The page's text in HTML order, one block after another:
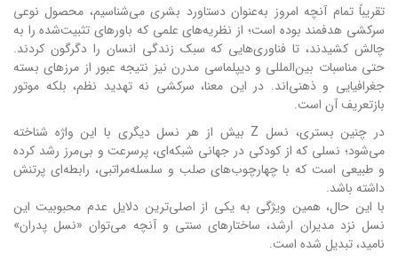
تقریباً تمام آنچه امروز به‌عنوان دستاورد بشری می‌شناسیم، محصول نوعی
سرکشی هدفمند بوده است؛ از نظریه‌های علمی که باورهای تثبیت‌شده را به
چالش کشیدند، تا فناوری‌هایی که سبک زندگی انسان را دگرگون کردند.
حتی مناسبات بین‌المللی و دیپلماسی مدرن نیز نتیجه عبور از مرزهای بسته
جغرافیایی و ذهنی‌اند. در این معنا، سرکشی نه تهدید نظم، بلکه موتور
بازتعریف آن است.
در چنین بستری، نسل Z بیش از هر نسل دیگری با این واژه شناخته
می‌شود؛ نسلی که از کودکی در جهانی شبکه‌ای، پرسرعت و بی‌مرز رشد کرده
و طبیعی است که با چهارچوب‌های صلب و سلسله‌مراتبی، رابطه‌ای پرتنش
داشته باشد.
با این حال، همین ویژگی به یکی از اصلی‌ترین دلایل عدم محبوبیت این
نسل نزد مدیران ارشد، ساختارهای سنتی و آنچه می‌توان «نسل پدران»
نامید، تبدیل شده است.